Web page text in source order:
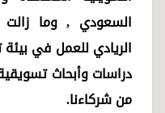
السعودي , وما زالت
الريادي للعمل في
دراسات وأبحاث
من شركاءنا.